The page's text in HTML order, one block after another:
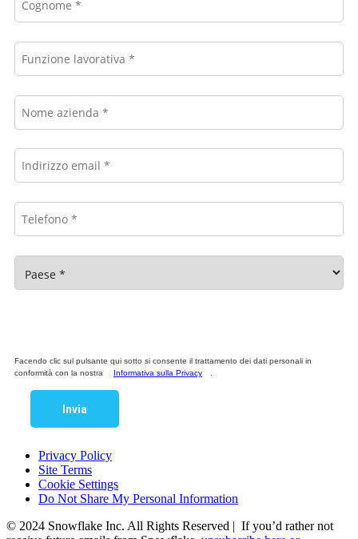
Facendo clic sul pulsante qui sotto si consente il trattamento dei dati personali in
conformità con la nostra
Informativa sulla Privacy .
Invia
Privacy Policy
Site Terms
Cookie Settings
Do Not Share My Personal Information
© 2024 Snowflake Inc. All Rights Reserved | If you’d rather not